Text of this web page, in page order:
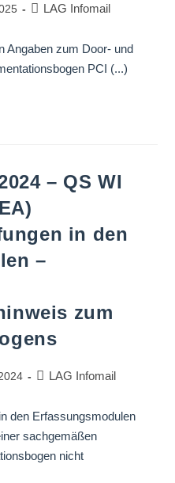
LAG Infomail
Angaben zum Door- und
PCI (...)
– QS WI
in den
–
zum
LAG Infomail
den Erfassungsmodulen
sachgemäßen
nicht